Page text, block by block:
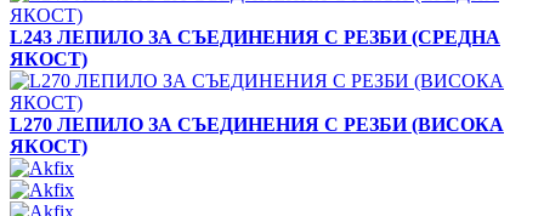
L243 ЛЕПИЛО ЗА СЪЕДИНЕНИЯ С РЕЗБИ (СРЕДНА
ЯКОСТ)
L270 ЛЕПИЛО ЗА СЪЕДИНЕНИЯ С РЕЗБИ (ВИСОКА
ЯКОСТ)